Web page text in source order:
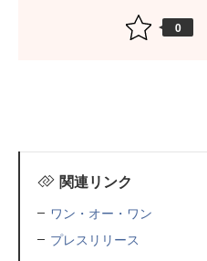
0
関連リンク
ワン・オー・ワン
プレスリリース